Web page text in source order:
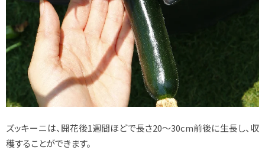
ズッキーニは、開花後1週間ほどで長さ20～30cm前後に生長し、収
穫することができます。